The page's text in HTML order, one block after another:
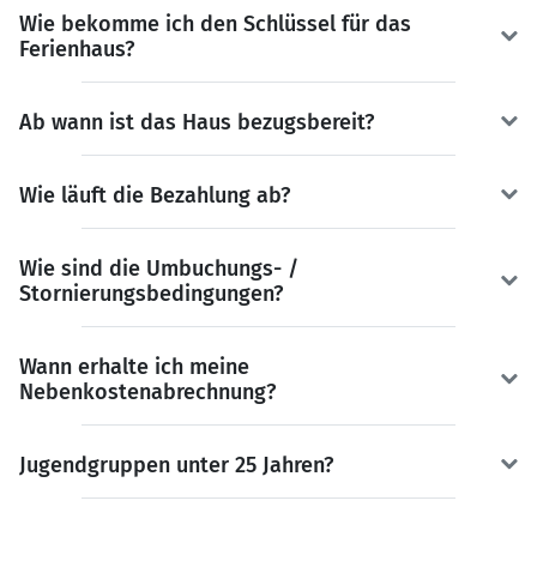
Wie bekomme ich den Schlüssel für das
Ferienhaus?
Ab wann ist das Haus bezugsbereit?
Wie läuft die Bezahlung ab?
Wie sind die Umbuchungs- /
Stornierungsbedingungen?
Wann erhalte ich meine
Nebenkostenabrechnung?
Jugendgruppen unter 25 Jahren?